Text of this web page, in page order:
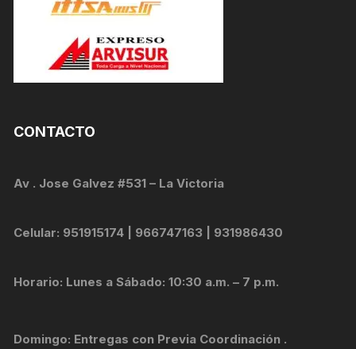
CONTACTO
Av . Jose Galvez #531 – La Victoria
Celular: 951915174 | 966747163 | 931986430
Horario: Lunes a Sábado: 10:30 a.m. – 7 p.m.
Domingo: Entregas con Previa Coordinación .